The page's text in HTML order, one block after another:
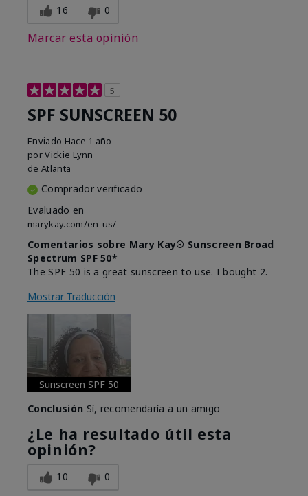
16 0
Marcar esta opinión
5
SPF SUNSCREEN 50
Enviado Hace 1 año
porVickie Lynn
de Atlanta
Comprador verificado
Evaluado en
marykay.com/en-us/
Comentarios sobre Mary Kay® Sunscreen Broad
Spectrum SPF 50*
The SPF 50 is a great sunscreen to use. I bought 2.
Mostrar Traducción
Sunscreen SPF 50
Conclusión Sí, recomendaría a un amigo
¿Le ha resultado útil esta
opinión?
10 0